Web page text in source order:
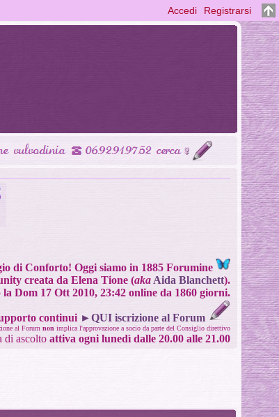
Accedi Registrarsi
di Conforto! Oggi siamo in 1885 Forumine
creata da Elena Tione (aka Aida Blanchett).
Dom 17 Ott 2010, 23:42 online da 1860 giorni.
continui ►QUI iscrizione al Forum
al Forum non implica l'approvazione a socio da parte del Consiglio direttivo
di ascolto attiva ogni lunedì dalle 20.00 alle 21.00